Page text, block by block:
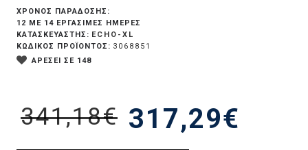
317,29€
341,18€
ΧΡΟΝΟΣ ΠΑΡΑΔΟΣΗΣ:
12 ΜΕ 14 ΕΡΓΆΣΙΜΕΣ ΗΜΈΡΕΣ
ΚΑΤΑΣΚΕΥΑΣΤΗΣ: ECHO-XL
ΚΩΔΙΚΟΣ ΠΡΟΪΟΝΤΟΣ: 3068851
ΑΡΕΣΕΙ ΣΕ 148